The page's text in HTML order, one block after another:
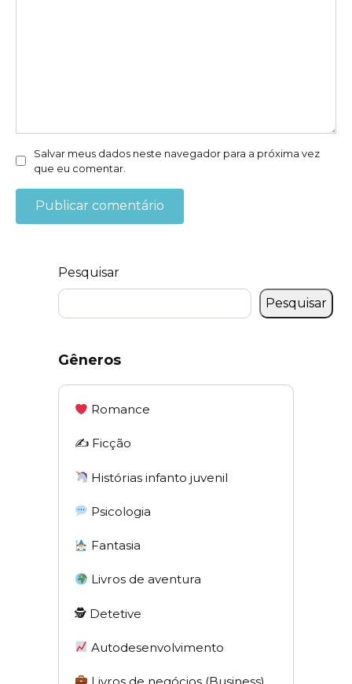
Salvar meus dados neste navegador para a próxima vez
que eu comentar.
Pesquisar
Pesquisar
Gêneros
Romance
✍️ Ficção
Histórias infanto juvenil
Psicologia
Fantasia
Livros de aventura
🕵 Detetive
Autodesenvolvimento